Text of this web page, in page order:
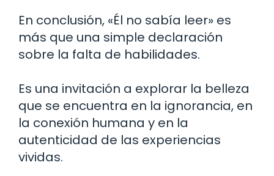
En conclusión, «Él no sabía leer» es
más que una simple declaración
sobre la falta de habilidades.
Es una invitación a explorar la belleza
que se encuentra en la ignorancia, en
la conexión humana y en la
autenticidad de las experiencias
vividas.